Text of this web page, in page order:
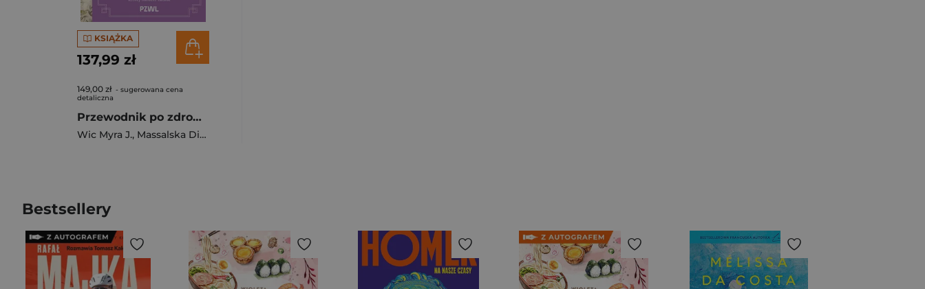
KSIĄŻKA
137,99 zł
149,00 zł - sugerowana cena
detaliczna
Przewodnik po zdrowej ciąży od Mayo Clinic
Wic Myra J., Massalska Diana
Bestsellery